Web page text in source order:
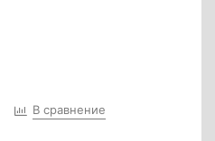
В сравнение